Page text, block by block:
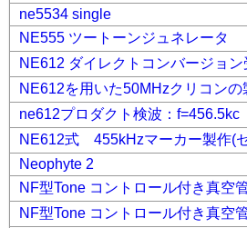
ne5534 single
NE555 ツートーンジュネレータ
NE612 ダイレクトコンバージョン
NE612を用いた50MHzクリコンの
ne612プロダクト検波：f=456.5kc
NE612式 455kHzマーカー製作(
Neophyte 2
NF型Tone コントロール付き真
NF型Tone コントロール付き真